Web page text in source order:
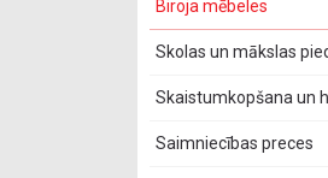
Biroja mēbeles
Skolas un mākslas
Skaistumkopšana un
Saimniecības preces